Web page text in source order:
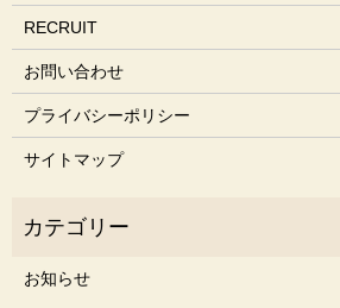
RECRUIT
お問い合わせ
プライバシーポリシー
サイトマップ
お知らせ